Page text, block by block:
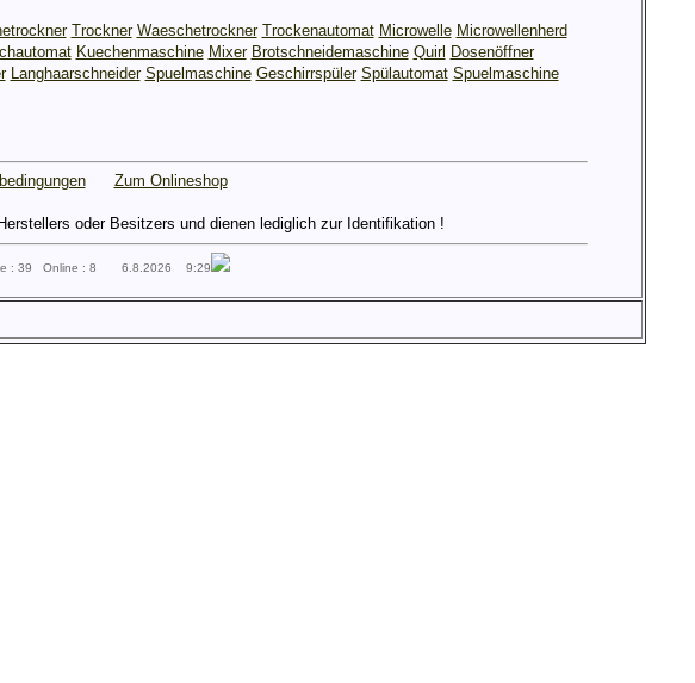
Trockner Waeschetrockner Trockenautomat Microwelle Microwellenherd
Kuechenmaschine Mixer Brotschneidemaschine Quirl Dosenöffner
Langhaarschneider Spuelmaschine Geschirrspüler Spülautomat Spuelmaschine
Zum Onlineshop
oder Besitzers und dienen lediglich zur Identifikation !
: 39 Online : 8 6.8.2026 9:29